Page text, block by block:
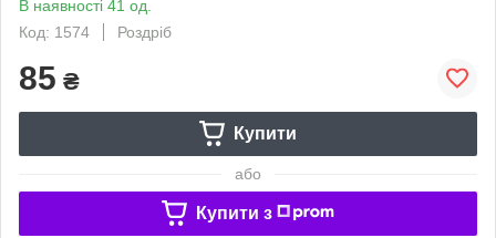
В наявності 41 од.
Код: 1574
Роздріб
85 ₴
Купити
або
Купити з